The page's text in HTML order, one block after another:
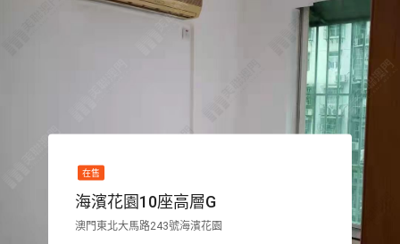
在售
海濱花園10座高層G
澳門東北大馬路243號海濱花園